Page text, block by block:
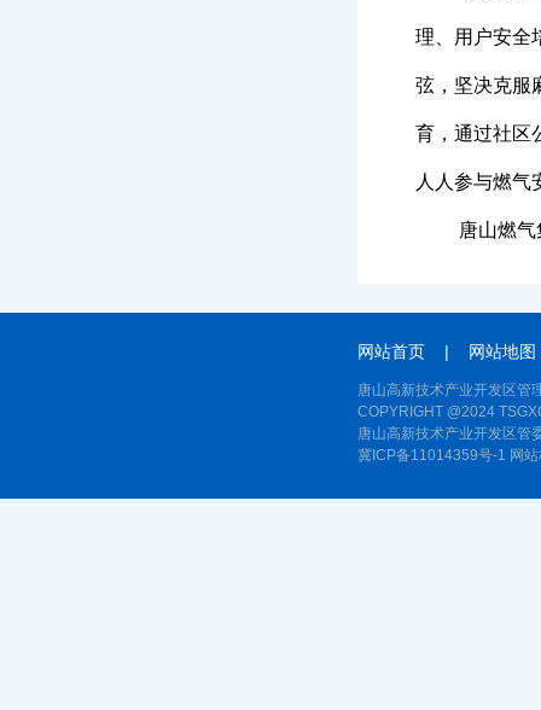
理、用户安全
弦，坚决克服
育，通过社区
人人参与燃
唐山燃
网站首页 | 网站地图
唐山高新技术产业开发区管
COPYRIGHT @2024
唐山高新技术产业开发区管
冀ICP备11014359号-1 网